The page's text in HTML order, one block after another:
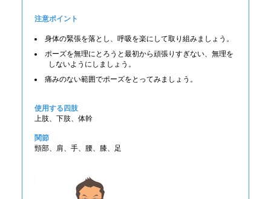
注意ポイント
身体の緊張を落とし、呼吸を楽にして取り組みましょう。
ポーズを無理にとろうと最初から頑張りすぎない、無理を
しないようにしましょう。
痛みのない範囲でポーズをとってみましょう。
使用する四肢
上肢、下肢、体幹
関節
頸部、肩、手、腰、膝、足